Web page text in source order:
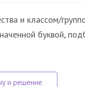
и классом/
буквой,